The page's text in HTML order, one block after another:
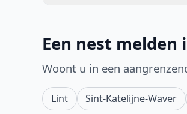
Een nest
Woont u in een
Lint Sint-Katelijne-Waver